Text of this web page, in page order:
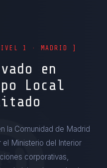
1 · MADRID ]
en
Local
la Comunidad de Madrid
Ministerio del Interior
corporativas,